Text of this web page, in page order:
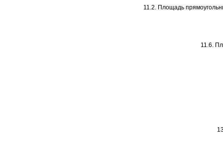
11.2. Площадь
11.6.